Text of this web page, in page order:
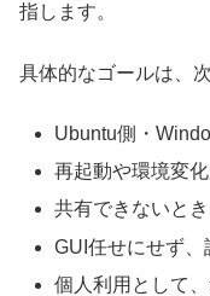
指します。
具体的なゴールは、
Ubuntu側・
再起動や環境変
共有できないと
GUI任せにせず
個人利用として